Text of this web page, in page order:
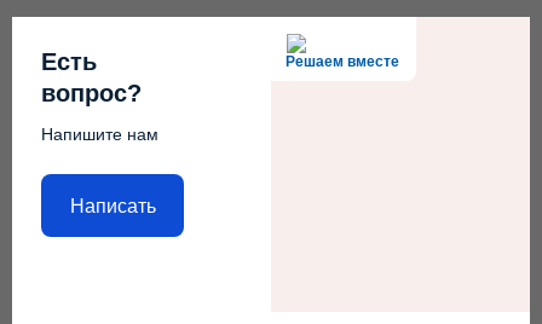
Решаем вместе
Есть
вопрос?
Напишите нам
Написать